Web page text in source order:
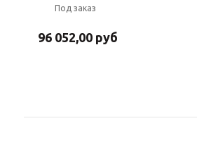
Под заказ
96 052,00 руб